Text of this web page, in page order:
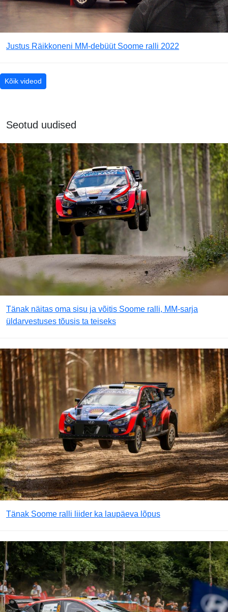
Justus Räikkoneni MM-debüüt Soome ralli 2022
Kõik videod
Seotud uudised
Tänak näitas oma sisu ja võitis Soome ralli, MM-sarja
üldarvestuses tõusis ta teiseks
Tänak Soome ralli liider ka laupäeva lõpus